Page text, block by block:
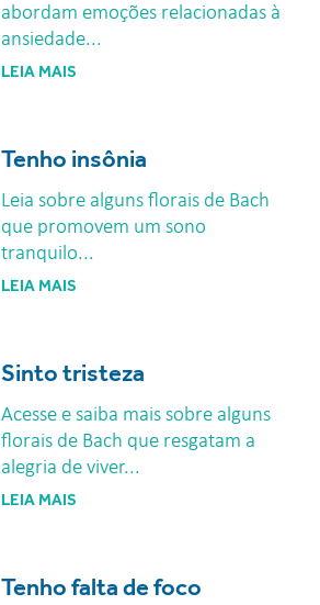
abordam emoções relacionadas à
ansiedade...
LEIA MAIS
Tenho insônia
Leia sobre alguns florais de Bach
que promovem um sono
tranquilo...
LEIA MAIS
Sinto tristeza
Acesse e saiba mais sobre alguns
florais de Bach que resgatam a
alegria de viver...
LEIA MAIS
Tenho falta de foco